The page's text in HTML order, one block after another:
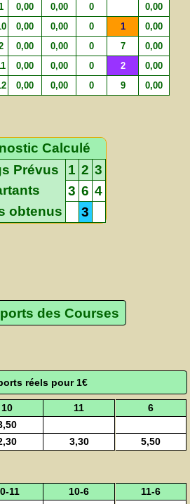
0,00 0,00 0 0,00
0,00 0,00 0 1 0,00
0,00 0,00 0 7 0,00
0,00 0,00 0 2 0,00
0,00 0,00 0 9 0,00
Calculé
Prévus
1 2 3
3 6 4
obtenus
3
des Courses
réels pour 1€
10 11
6
3,30 5,50
11 10-6
11-6